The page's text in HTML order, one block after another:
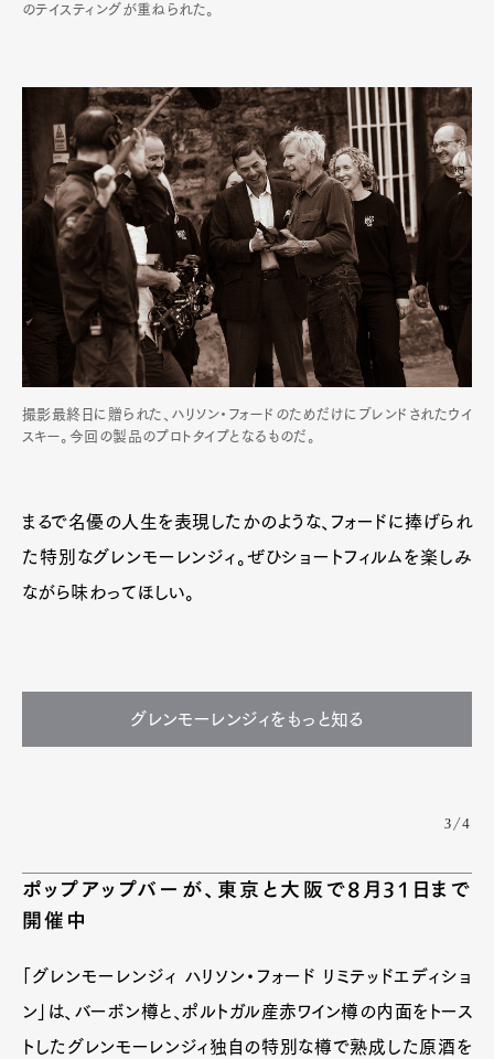
のテイスティングが重ねられた。
撮影最終日に贈られた、ハリソン・フォードのためだけにブレンドされたウイ
スキー。今回の製品のプロトタイプとなるものだ。
まるで名優の人生を表現したかのような、フォードに捧げられ
た特別なグレンモーレンジィ。ぜひショートフィルムを楽しみ
ながら味わってほしい。
グレンモーレンジィをもっと知る
3/4
ポップアップバーが、東京と大阪で8月31日まで
開催中
「グレンモーレンジィ ハリソン・フォード リミテッドエディショ
ン」は、バーボン樽と、ポルトガル産赤ワイン樽の内面をトース
トしたグレンモーレンジィ独自の特別な樽で熟成した原酒を